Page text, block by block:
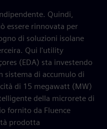
Quindi,
essere rinnovata per
di soluzioni isolane
Qui l'utility
(EDA) sta investendo
sistema di accumulo di
di 15 megawatt (MW)
della microrete di
fornito da Fluence
prodotta